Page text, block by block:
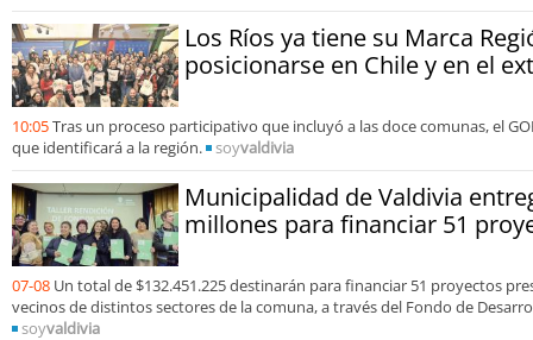
Los Ríos ya tiene su Marca
posicionarse en Chile y en el
10:05Tras un proceso participativo que incluyó a las doce comunas, el
que identificará a la región.
soyvaldivia
Municipalidad de Valdivia
millones para financiar 51
07-08 Un total de $132.451.225 destinarán para financiar 51 proyectos
vecinos de distintos sectores de la comuna, a través del Fondo de
soyvaldivia